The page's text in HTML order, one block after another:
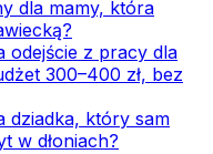
dla mamy, która
odejście z pracy dla
300–400 zł, bez
dziadka, który sam
w dłoniach?